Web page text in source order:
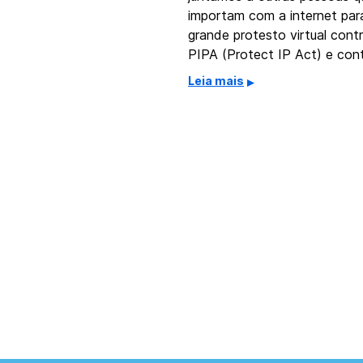
importam com a internet
grande protesto virtual
PIPA (Protect IP Act) e
Leia mais